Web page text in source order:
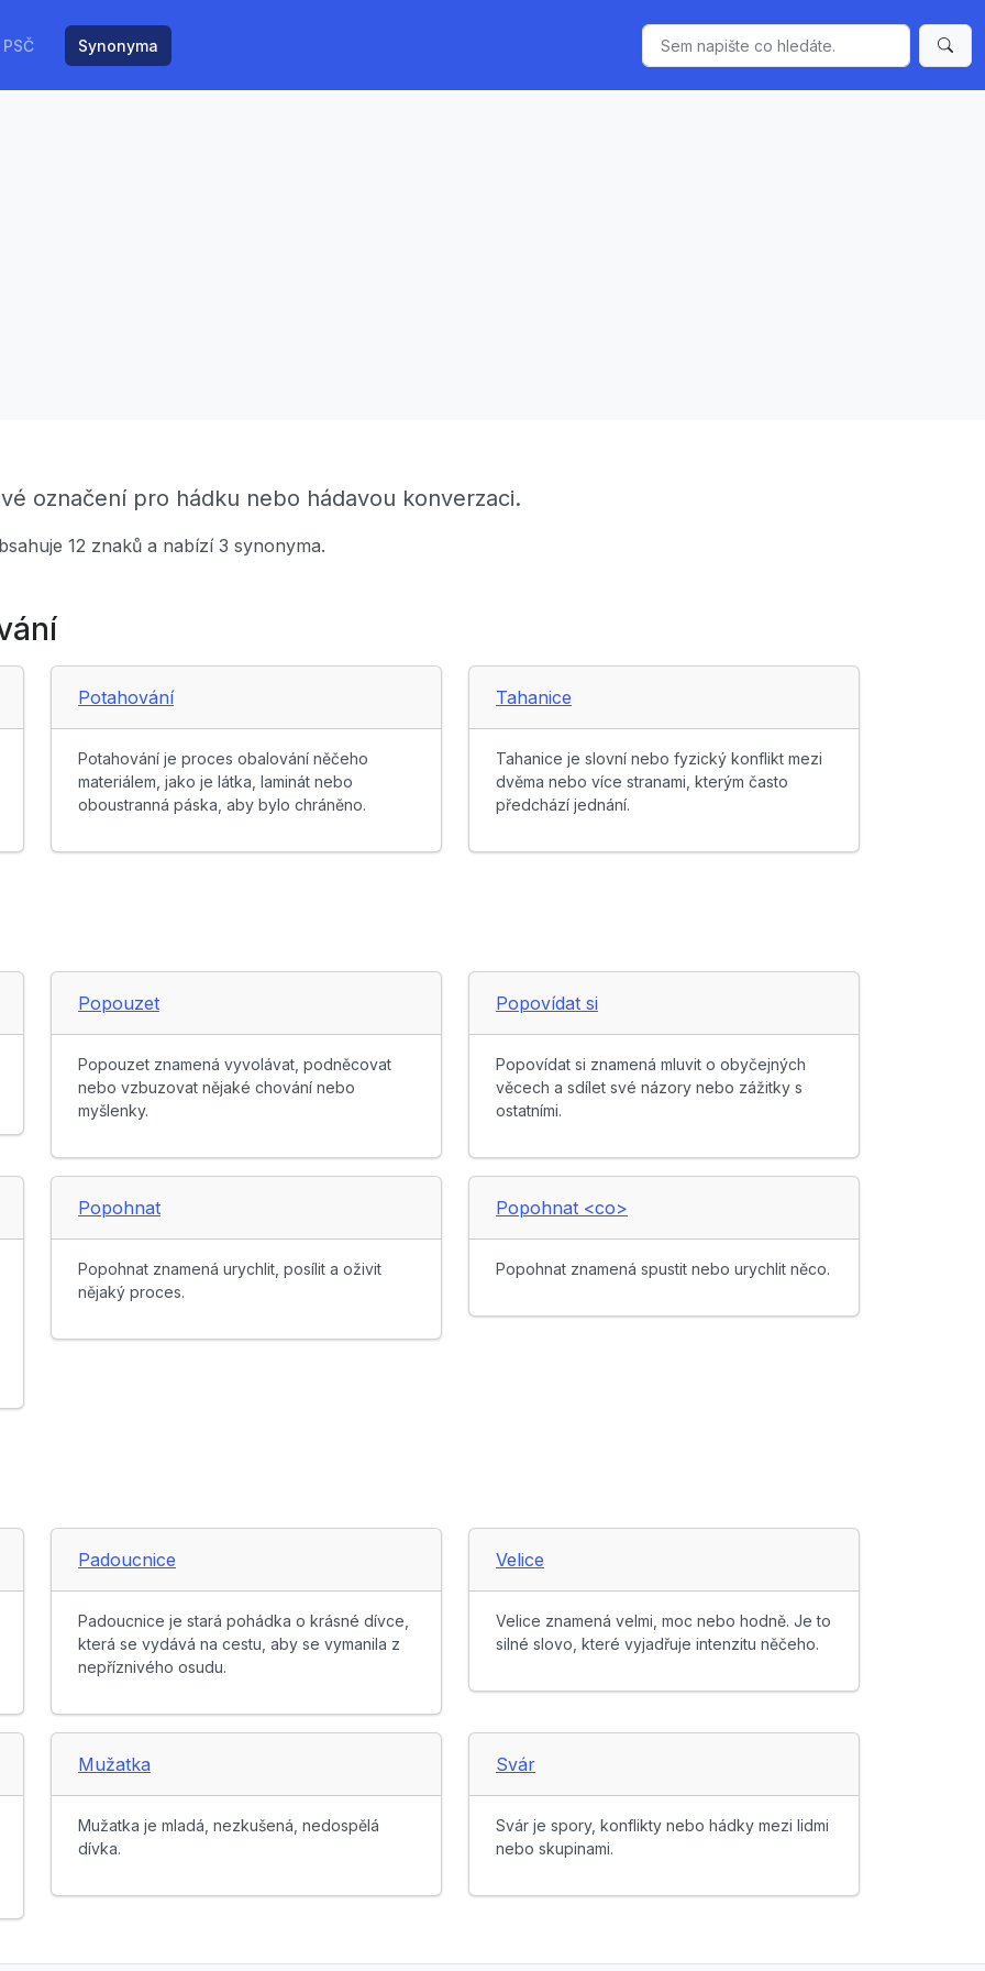
PSČ Synonyma
označení pro hádku nebo hádavou konverzaci.
12 znaků a nabízí 3 synonyma.
Potahování
Potahování je proces obalování něčeho
materiálem, jako je látka, laminát nebo
oboustranná páska, aby bylo chráněno.
Tahanice
Tahanice je slovní nebo fyzický konflikt mezi
dvěma nebo více stranami, kterým často
předchází jednání.
Popouzet
Popouzet znamená vyvolávat, podněcovat
nebo vzbuzovat nějaké chování nebo
myšlenky.
Popovídat si
Popovídat si znamená mluvit o obyčejných
věcech a sdílet své názory nebo zážitky s
ostatními.
Popohnat
Popohnat znamená urychlit, posílit a oživit
nějaký proces.
Popohnat <co>
Popohnat znamená spustit nebo urychlit něco.
Padoucnice
Padoucnice je stará pohádka o krásné dívce,
která se vydává na cestu, aby se vymanila z
nepříznivého osudu.
Velice
Velice znamená velmi, moc nebo hodně. Je to
silné slovo, které vyjadřuje intenzitu něčeho.
Mužatka
Mužatka je mladá, nezkušená, nedospělá
dívka.
Svár
Svár je spory, konflikty nebo hádky mezi lidmi
nebo skupinami.